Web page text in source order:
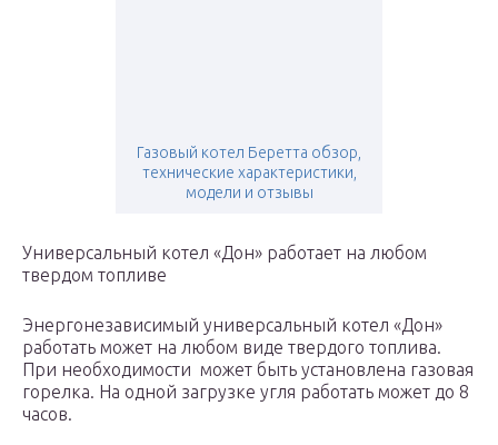
Газовый котел Беретта обзор,
технические характеристики,
модели и отзывы
Универсальный котел «Дон» работает на любом
твердом топливе
Энергонезависимый универсальный котел «Дон»
работать может на любом виде твердого топлива.
При необходимости может быть установлена газовая
горелка. На одной загрузке угля работать может до 8
часов.